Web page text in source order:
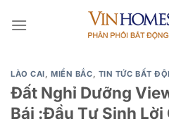
qua
LÀO CAI,MIỀN BẮC, TIN TỨC BẤT
Đất Nghỉ Dưỡng
Bái :Đầu Tư Sinh Lời